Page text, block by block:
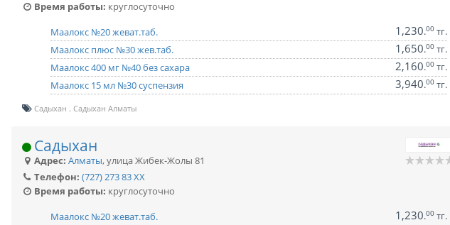
Время работы: круглосуточно
Маалокс №20 жеват.таб.
1,230.00тг.
Маалокс плюс №30 жев.таб.
1,650.00тг.
Маалокс 400 мг №40 без сахара
2,160.00тг.
Маалокс 15 мл №30 суспензия
3,940.00тг.
Садыхан Садыхан Алматы
Садыхан
Адрес: Алматы,улица Жибек-Жолы 81
Телефон: (727) 273 83 XX
Время работы: круглосуточно
Маалокс №20 жеват.таб.
1,230.00тг.